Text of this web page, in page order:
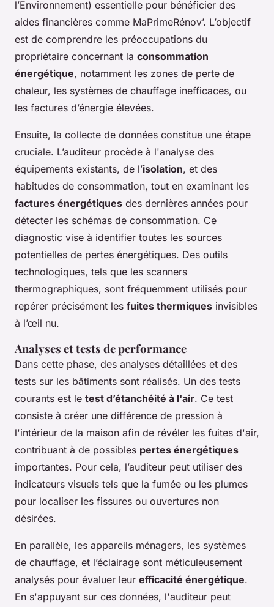
l’Environnement) essentielle pour bénéficier des
aides financières comme MaPrimeRénov’. L’objectif
est de comprendre les préoccupations du
propriétaire concernant la consommation
énergétique, notamment les zones de perte de
chaleur, les systèmes de chauffage inefficaces, ou
les factures d’énergie élevées.
Ensuite, la collecte de données constitue une étape
cruciale. L’auditeur procède à l'analyse des
équipements existants, de l’isolation, et des
habitudes de consommation, tout en examinant les
factures énergétiques des dernières années pour
détecter les schémas de consommation. Ce
diagnostic vise à identifier toutes les sources
potentielles de pertes énergétiques. Des outils
technologiques, tels que les scanners
thermographiques, sont fréquemment utilisés pour
repérer précisément les fuites thermiques invisibles
à l’œil nu.
Analyses et tests de performance
Dans cette phase, des analyses détaillées et des
tests sur les bâtiments sont réalisés. Un des tests
courants est le test d’étanchéité à l'air. Ce test
consiste à créer une différence de pression à
l'intérieur de la maison afin de révéler les fuites d'air,
contribuant à de possibles pertes énergétiques
importantes. Pour cela, l’auditeur peut utiliser des
indicateurs visuels tels que la fumée ou les plumes
pour localiser les fissures ou ouvertures non
désirées.
En parallèle, les appareils ménagers, les systèmes
de chauffage, et l’éclairage sont méticuleusement
analysés pour évaluer leur efficacité énergétique.
En s'appuyant sur ces données, l'auditeur peut